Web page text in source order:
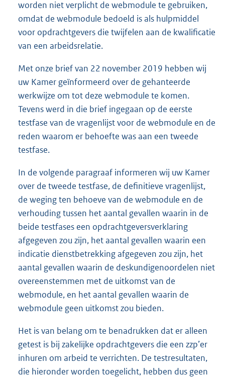
worden niet verplicht de webmodule te gebruiken,
omdat de webmodule bedoeld is als hulpmiddel
voor opdrachtgevers die twijfelen aan de kwalificatie
van een arbeidsrelatie.
Met onze brief van 22 november 2019 hebben wij
uw Kamer geïnformeerd over de gehanteerde
werkwijze om tot deze webmodule te komen.
Tevens werd in die brief ingegaan op de eerste
testfase van de vragenlijst voor de webmodule en de
reden waarom er behoefte was aan een tweede
testfase.
In de volgende paragraaf informeren wij uw Kamer
over de tweede testfase, de definitieve vragenlijst,
de weging ten behoeve van de webmodule en de
verhouding tussen het aantal gevallen waarin in de
beide testfases een opdrachtgeversverklaring
afgegeven zou zijn, het aantal gevallen waarin een
indicatie dienstbetrekking afgegeven zou zijn, het
aantal gevallen waarin de deskundigenoordelen niet
overeenstemmen met de uitkomst van de
webmodule, en het aantal gevallen waarin de
webmodule geen uitkomst zou bieden.
Het is van belang om te benadrukken dat er alleen
getest is bij zakelijke opdrachtgevers die een zzp’er
inhuren om arbeid te verrichten. De testresultaten,
die hieronder worden toegelicht, hebben dus geen